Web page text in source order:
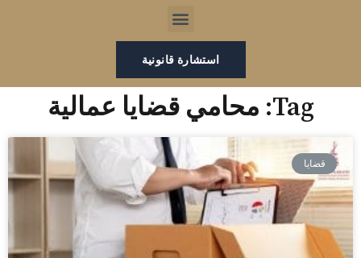
Menu
استشارة قانونية
Tag: محامي قضايا عمالية
قضايا